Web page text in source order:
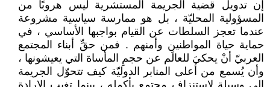
إن تدويل قضية الجريمة المستشرية ليس هروبًا من
المسؤولية المحليّة ، بل هو ممارسة سياسية مشروعة
عندما تعجز السلطات عن القيام بواجبها الأساسي ، في
حماية حياة المواطنين وأمنهم . فمن حقِّ أبناء المجتمع
العربيّ أنْ يحكيَ للعالَم عن حجمِ المأساة التي يعيشونها ،
وأن يُسمع من أعلى المنابر الدوليّة كيف تتحوّل الجريمة